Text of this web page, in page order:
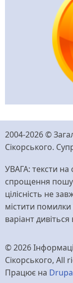
2004-2026 ©
Сікорського.
УВАГА: тексти на
спрощення
цілісність не
містити помилки
варіант
© 2026
Сікорського, All
Працює на